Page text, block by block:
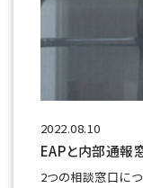
2022.08.10
EAPと内部通報
2つの相談窓口に